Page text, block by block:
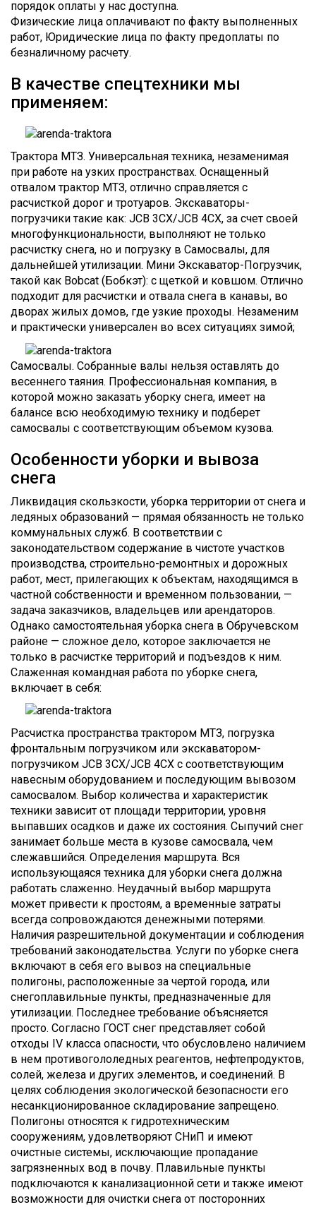
порядок оплаты у нас доступна.
Физические лица оплачивают по факту выполненных
работ, Юридические лица по факту предоплаты по
безналичному расчету.
В качестве спецтехники мы
применяем:
Трактора МТЗ. Универсальная техника, незаменимая
при работе на узких пространствах. Оснащенный
отвалом трактор МТЗ, отлично справляется с
расчисткой дорог и тротуаров. Экскаваторы-
погрузчики такие как: JCB 3CX/JCB 4CX, за счет своей
многофункциональности, выполняют не только
расчистку снега, но и погрузку в Самосвалы, для
дальнейшей утилизации. Мини Экскаватор-Погрузчик,
такой как Bobcat (Бобкэт): с щеткой и ковшом. Отлично
подходит для расчистки и отвала снега в канавы, во
дворах жилых домов, где узкие проходы. Незаменим
и практически универсален во всех ситуациях зимой;
Самосвалы. Собранные валы нельзя оставлять до
весеннего таяния. Профессиональная компания, в
которой можно заказать уборку снега, имеет на
балансе всю необходимую технику и подберет
самосвалы с соответствующим объемом кузова.
Особенности уборки и вывоза
снега
Ликвидация скользкости, уборка территории от снега и
ледяных образований — прямая обязанность не только
коммунальных служб. В соответствии с
законодательством содержание в чистоте участков
производства, строительно-ремонтных и дорожных
работ, мест, прилегающих к объектам, находящимся в
частной собственности и временном пользовании, —
задача заказчиков, владельцев или арендаторов.
Однако самостоятельная уборка снега в Обручевском
районе — сложное дело, которое заключается не
только в расчистке территорий и подъездов к ним.
Слаженная командная работа по уборке снега,
включает в себя:
Расчистка пространства трактором МТЗ, погрузка
фронтальным погрузчиком или экскаватором-
погрузчиком JCB 3CX/JCB 4CX с соответствующим
навесным оборудованием и последующим вывозом
самосвалом. Выбор количества и характеристик
техники зависит от площади территории, уровня
выпавших осадков и даже их состояния. Сыпучий снег
занимает больше места в кузове самосвала, чем
слежавшийся. Определения маршрута. Вся
использующаяся техника для уборки снега должна
работать слаженно. Неудачный выбор маршрута
может привести к простоям, а временные затраты
всегда сопровождаются денежными потерями.
Наличия разрешительной документации и соблюдения
требований законодательства. Услуги по уборке снега
включают в себя его вывоз на специальные
полигоны, расположенные за чертой города, или
снегоплавильные пункты, предназначенные для
утилизации. Последнее требование объясняется
просто. Согласно ГОСТ снег представляет собой
отходы IV класса опасности, что обусловлено наличием
в нем противогололедных реагентов, нефтепродуктов,
солей, железа и других элементов, и соединений. В
целях соблюдения экологической безопасности его
несанкционированное складирование запрещено.
Полигоны относятся к гидротехническим
сооружениям, удовлетворяют СНиП и имеют
очистные системы, исключающие пропадание
загрязненных вод в почву. Плавильные пункты
подключаются к канализационной сети и также имеют
возможности для очистки снега от посторонних